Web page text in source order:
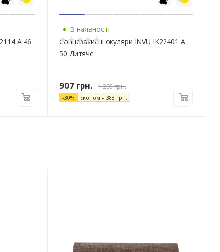
A 46
В наявності
Сонцезахисні окуляри INVU IK22401 A
50 Дитяче
907 грн. 1 295грн.
-30% Економія 388 грн.